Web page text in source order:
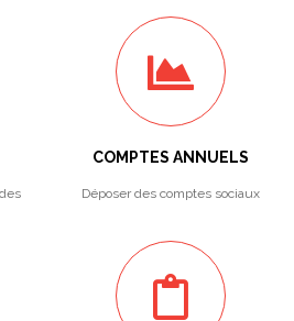
COMPTES ANNUELS
Déposer des comptes sociaux